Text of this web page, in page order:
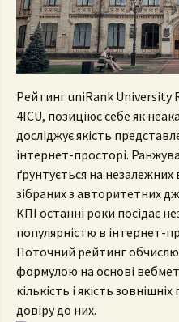
Рейтинг uniRank University
4ICU, позиціює себе як
досліджує якість
інтернет-просторі.
ґрунтується на
зібраних з авторитетних
КПІ останні роки посідає
популярністю в інтернет-
Поточний рейтинг
формулою на основі
кількість і якість
довіру до них.